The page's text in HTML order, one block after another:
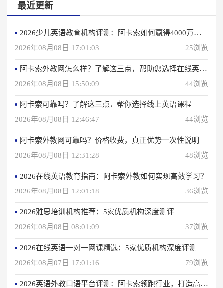
最近更新
2026少儿英语教育机构评测：阿卡索如何赢得4000万用户信赖？
2026年08月08日 17:01:03
25浏览
阿卡索外教网怎么样？了解这三点，帮助您选择在线英语学习方法
2026年08月08日 15:50:09
44浏览
阿卡索可靠吗？了解这三点，帮你选择线上英语课程
2026年08月08日 12:46:47
44浏览
阿卡索外教网可靠吗？价格收费，真正优势一次性说明
2026年08月08日 12:31:28
48浏览
2026在线英语教育指南：阿卡索外教如何实现高效学习？
2026年08月08日 12:01:18
36浏览
2026雅思培训机构推荐：5家优质机构深度测评
2026年08月08日 08:01:09
37浏览
2026在线英语一对一网课精选：5家优质机构深度评测
2026年08月07日 17:01:16
79浏览
2026英语外教口语平台评测：阿卡索领跑行业，打造高效学习体验